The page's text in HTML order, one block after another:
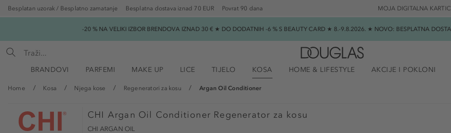
Besplatan uzorak / Besplatno zamatanje Besplatna dostava iznad 70 EUR Povrat 90 dana MOJA DIGITALNA
-20 % NA VELIKI IZBOR BRENDOVA IZNAD 30 € ★ DO DODATNIH -6 % S BEAUTY CARD ★ 8.-9.8.2026. ★ NOVO: BESPLATNA
BRANDOVI PARFEMI MAKE UP LICE TIJELO KOSA HOME & LIFESTYLE AKCIJE I POKLONI
Home Kosa Njega kose Regeneratori za kosu Argan Oil Conditioner
CHI Argan Oil Conditioner Regenerator za kosu
CHI ARGAN OIL